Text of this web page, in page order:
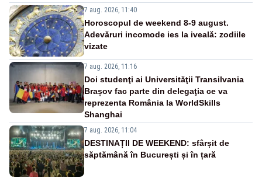
7 aug. 2026, 11:40
Horoscopul de weekend 8-9 august.
Adevăruri incomode ies la iveală: zodiile
vizate
7 aug. 2026, 11:16
Doi studenţi ai Universităţii Transilvania
Brașov fac parte din delegaţia ce va
reprezenta România la WorldSkills
Shanghai
7 aug. 2026, 11:04
DESTINAȚII DE WEEKEND: sfârșit de
săptămână în București și în țară